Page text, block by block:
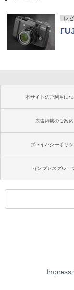
レ
本サイトのご利用につ
広告掲載のご案内
プライバシーポリシ
インプレスグルー
Impress